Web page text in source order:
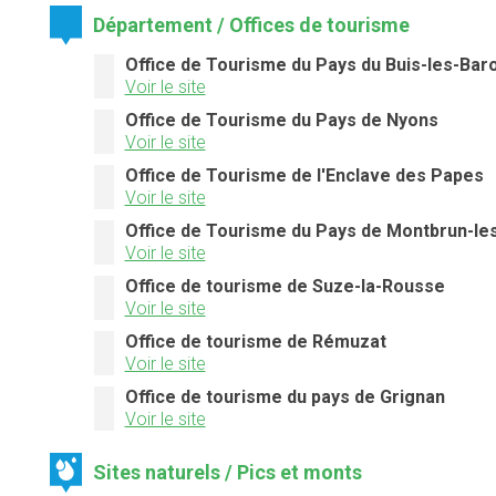
Département / Offices de tourisme
Office de Tourisme du Pays du Buis-les-
Voir le site
Office de Tourisme du Pays de Nyons
Voir le site
Office de Tourisme de l'Enclave des Papes
Voir le site
Office de Tourisme du Pays de Montbrun-
Voir le site
Office de tourisme de Suze-la-Rousse
Voir le site
Office de tourisme de Rémuzat
Voir le site
Office de tourisme du pays de Grignan
Voir le site
Sites naturels / Pics et monts